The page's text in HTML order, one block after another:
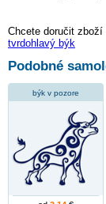
Chcete doručit
tvrdohlavý býk
Podobné
býk v pozore